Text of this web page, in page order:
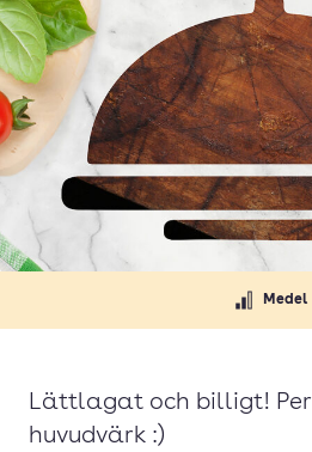
Medel
Lättlagat och billigt!
huvudvärk :)